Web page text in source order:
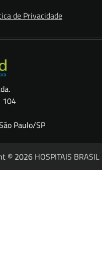
de Privacidade
104
Paulo/SP
© 2026 HOSPITAIS BRASIL